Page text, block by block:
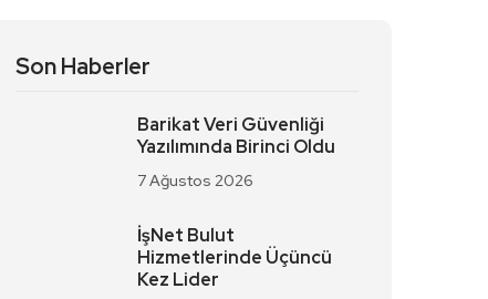
Son Haberler
Barikat Veri Güvenliği
Yazılımında Birinci Oldu
7 Ağustos 2026
İşNet Bulut
Hizmetlerinde Üçüncü
Kez Lider